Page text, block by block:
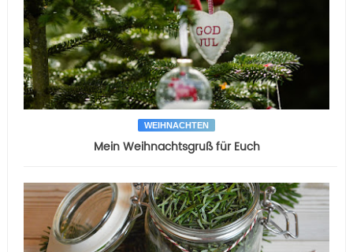
WEIHNACHTEN
Mein Weihnachtsgruß für Euch